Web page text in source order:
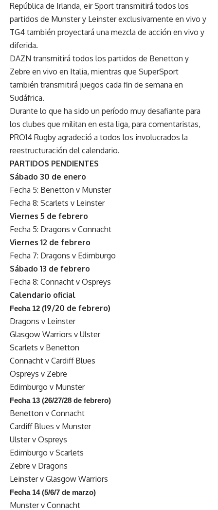
República de Irlanda, eir Sport transmitirá todos los
partidos de Munster y Leinster exclusivamente en vivo y
TG4 también proyectará una mezcla de acción en vivo y
diferida.
DAZN transmitirá todos los partidos de Benetton y
Zebre en vivo en Italia, mientras que SuperSport
también transmitirá juegos cada fin de semana en
Sudáfrica.
Durante lo que ha sido un período muy desafiante para
los clubes que militan en esta liga, para comentaristas,
PRO14 Rugby agradeció a todos los involucrados la
reestructuración del calendario.
PARTIDOS PENDIENTES
Sábado 30 de enero
Fecha 5: Benetton v Munster
Fecha 8: Scarlets v Leinster
Viernes 5 de febrero
Fecha 5: Dragons v Connacht
Viernes 12 de febrero
Fecha 7: Dragons v Edimburgo
Sábado 13 de febrero
Fecha 8: Connacht v Ospreys
Calendario oficial
Fecha 12 (19/20 de febrero)
Dragons v Leinster
Glasgow Warriors v Ulster
Scarlets v Benetton
Connacht v Cardiff Blues
Ospreys v Zebre
Edimburgo v Munster
Fecha 13 (26/27/28 de febrero)
Benetton v Connacht
Cardiff Blues v Munster
Ulster v Ospreys
Edimburgo v Scarlets
Zebre v Dragons
Leinster v Glasgow Warriors
Fecha 14 (5/6/7 de marzo)
Munster v Connacht